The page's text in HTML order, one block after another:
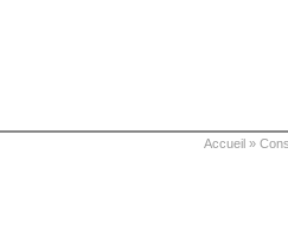
Vous êtes ici
Accueil »